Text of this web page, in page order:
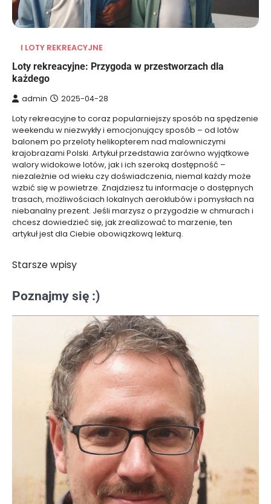
I LOTY REKREACYJNE
Loty rekreacyjne: Przygoda w przestworzach dla
każdego
admin 2025-04-28
Loty rekreacyjne to coraz popularniejszy sposób na spędzenie
weekendu w niezwykły i emocjonujący sposób – od lotów
balonem po przeloty helikopterem nad malowniczymi
krajobrazami Polski. Artykuł przedstawia zarówno wyjątkowe
walory widokowe lotów, jak i ich szeroką dostępność –
niezależnie od wieku czy doświadczenia, niemal każdy może
wzbić się w powietrze. Znajdziesz tu informacje o dostępnych
trasach, możliwościach lokalnych aeroklubów i pomysłach na
niebanalny prezent. Jeśli marzysz o przygodzie w chmurach i
chcesz dowiedzieć się, jak zrealizować to marzenie, ten
artykuł jest dla Ciebie obowiązkową lekturą.
Nawigacja
wpisach
Starsze wpisy
Poznajmy się :)